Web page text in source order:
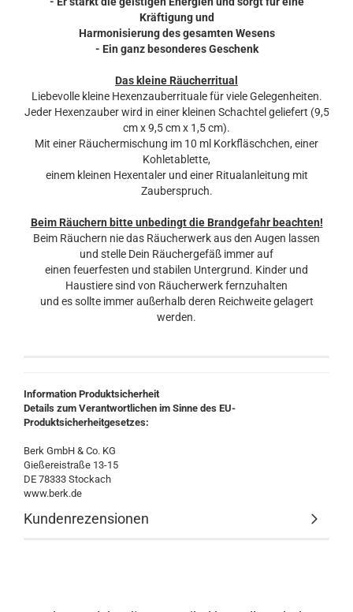
Kräftigung und
Harmonisierung des gesamten Wesens
- Ein ganz besonderes Geschenk
Das kleine Räucherritual
Liebevolle kleine Hexenzauberrituale für viele Gelegenheiten.
Jeder Hexenzauber wird in einer kleinen Schachtel geliefert (9,5
cm x 9,5 cm x 1,5 cm).
Mit einer Räuchermischung im 10 ml Korkfläschchen, einer
Kohletablette,
einem kleinen Hexentaler und einer Ritualanleitung mit
Zauberspruch.
Beim Räuchern bitte unbedingt die Brandgefahr beachten!
Beim Räuchern nie das Räucherwerk aus den Augen lassen
und stelle Dein Räuchergefäß immer auf
einen feuerfesten und stabilen Untergrund. Kinder und
Haustiere sind von Räucherwerk fernzuhalten
und es sollte immer außerhalb deren Reichweite gelagert
werden.
Information Produktsicherheit
Details zum Verantwortlichen im Sinne des EU-
Produktsicherheitgesetzes:
Berk GmbH & Co. KG
Gießereistraße 13-15
DE 78333 Stockach
www.berk.de
Kundenrezensionen